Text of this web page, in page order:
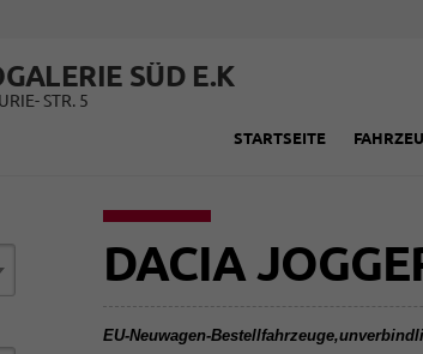
SÜD E.K
STR. 5
STARTSEITE
DACIA
EU-Neuwagen-